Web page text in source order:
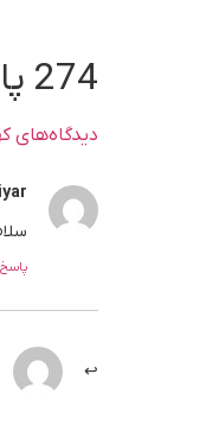
274 پاسخ
دیدگاه‌های
سلام وقت
پاسخ